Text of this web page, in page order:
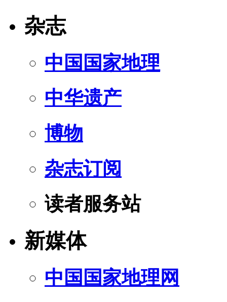
杂志
中国国家地理
中华遗产
博物
杂志订阅
读者服务站
新媒体
中国国家地理网